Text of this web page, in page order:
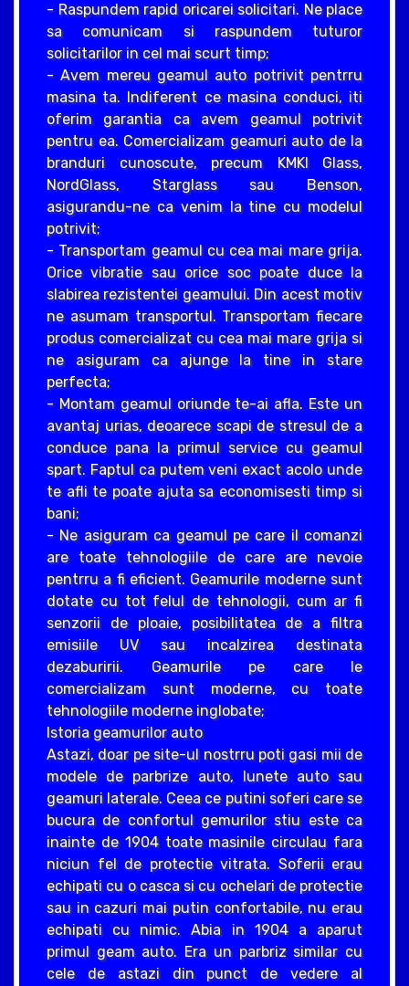
- Raspundem rapid oricarei solicitari. Ne place
sa comunicam si raspundem tuturor
solicitarilor in cel mai scurt timp;
- Avem mereu geamul auto potrivit pentrru
masina ta. Indiferent ce masina conduci, iti
oferim garantia ca avem geamul potrivit
pentru ea. Comercializam geamuri auto de la
branduri cunoscute, precum KMKI Glass,
NordGlass, Starglass sau Benson,
asigurandu-ne ca venim la tine cu modelul
potrivit;
- Transportam geamul cu cea mai mare grija.
Orice vibratie sau orice soc poate duce la
slabirea rezistentei geamului. Din acest motiv
ne asumam transportul. Transportam fiecare
produs comercializat cu cea mai mare grija si
ne asiguram ca ajunge la tine in stare
perfecta;
- Montam geamul oriunde te-ai afla. Este un
avantaj urias, deoarece scapi de stresul de a
conduce pana la primul service cu geamul
spart. Faptul ca putem veni exact acolo unde
te afli te poate ajuta sa economisesti timp si
bani;
- Ne asiguram ca geamul pe care il comanzi
are toate tehnologiile de care are nevoie
pentrru a fi eficient. Geamurile moderne sunt
dotate cu tot felul de tehnologii, cum ar fi
senzorii de ploaie, posibilitatea de a filtra
emisiile UV sau incalzirea destinata
dezaburirii. Geamurile pe care le
comercializam sunt moderne, cu toate
tehnologiile moderne inglobate;
Istoria geamurilor auto
Astazi, doar pe site-ul nostrru poti gasi mii de
modele de parbrize auto, lunete auto sau
geamuri laterale. Ceea ce putini soferi care se
bucura de confortul gemurilor stiu este ca
inainte de 1904 toate masinile circulau fara
niciun fel de protectie vitrata. Soferii erau
echipati cu o casca si cu ochelari de protectie
sau in cazuri mai putin confortabile, nu erau
echipati cu nimic. Abia in 1904 a aparut
primul geam auto. Era un parbriz similar cu
cele de astazi din punct de vedere al